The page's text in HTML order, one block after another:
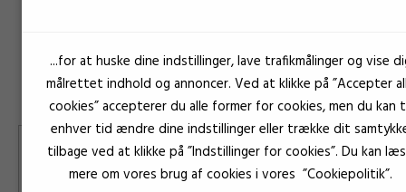
...for at huske dine indstillinger, lave trafikmålinger og vise
målrettet indhold og annoncer. Ved at klikke på ”Accepter
cookies” accepterer du alle former for cookies, men du kan
enhver tid ændre dine indstillinger eller trække dit
tilbage ved at klikke på ”Indstillinger for cookies”. Du kan
mere om vores brug af cookies i vores ”Cookiepolitik”.